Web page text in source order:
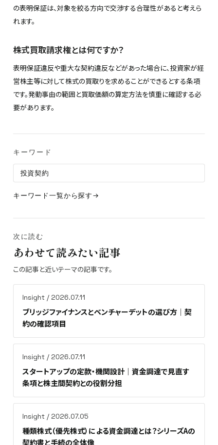
の表明保証は、対象を絞る方向で交渉する合理性があると考えら
れます。
株式買取請求権とは何ですか？
表明保証違反や重大な契約違反などがあった場合に、投資家が経
営株主等に対して株式の買取りを求めることができるとする条項
です。発動事由の範囲と買取価額の算定方法を慎重に確認する必
要があります。
キーワード
投資契約
キーワード一覧から探す
次に読む
あわせて読みたい記事
この記事と近いテーマの記事です。
Insight / 2026.07.11
ブリッジファイナンスとベンチャーデットの選び方｜契
約の確認項目
Insight / 2026.07.11
スタートアップの定款・機関設計｜資金調達で見直す
条項と株主間契約との役割分担
Insight / 2026.07.05
種類株式（優先株式）による資金調達とは？シリーズAの
契約書と手続の全体像